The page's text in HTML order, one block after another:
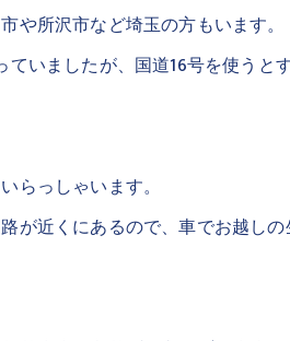
や所沢市など埼玉の方もいます。
いましたが、国道16号を使うと
らっしゃいます。
が近くにあるので、車でお越しの